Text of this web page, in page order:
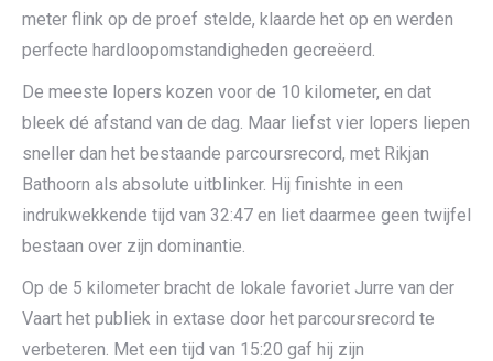
meter flink op de proef stelde, klaarde het op en werden
perfecte hardloopomstandigheden gecreëerd.
De meeste lopers kozen voor de 10 kilometer, en dat
bleek dé afstand van de dag. Maar liefst vier lopers liepen
sneller dan het bestaande parcoursrecord, met Rikjan
Bathoorn als absolute uitblinker. Hij finishte in een
indrukwekkende tijd van 32:47 en liet daarmee geen twijfel
bestaan over zijn dominantie.
Op de 5 kilometer bracht de lokale favoriet Jurre van der
Vaart het publiek in extase door het parcoursrecord te
verbeteren. Met een tijd van 15:20 gaf hij zijn